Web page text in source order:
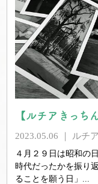
2023.05.06 ｜ ルチ
４月２９日は昭和の
時代だったかを振り
ることを願う日」...